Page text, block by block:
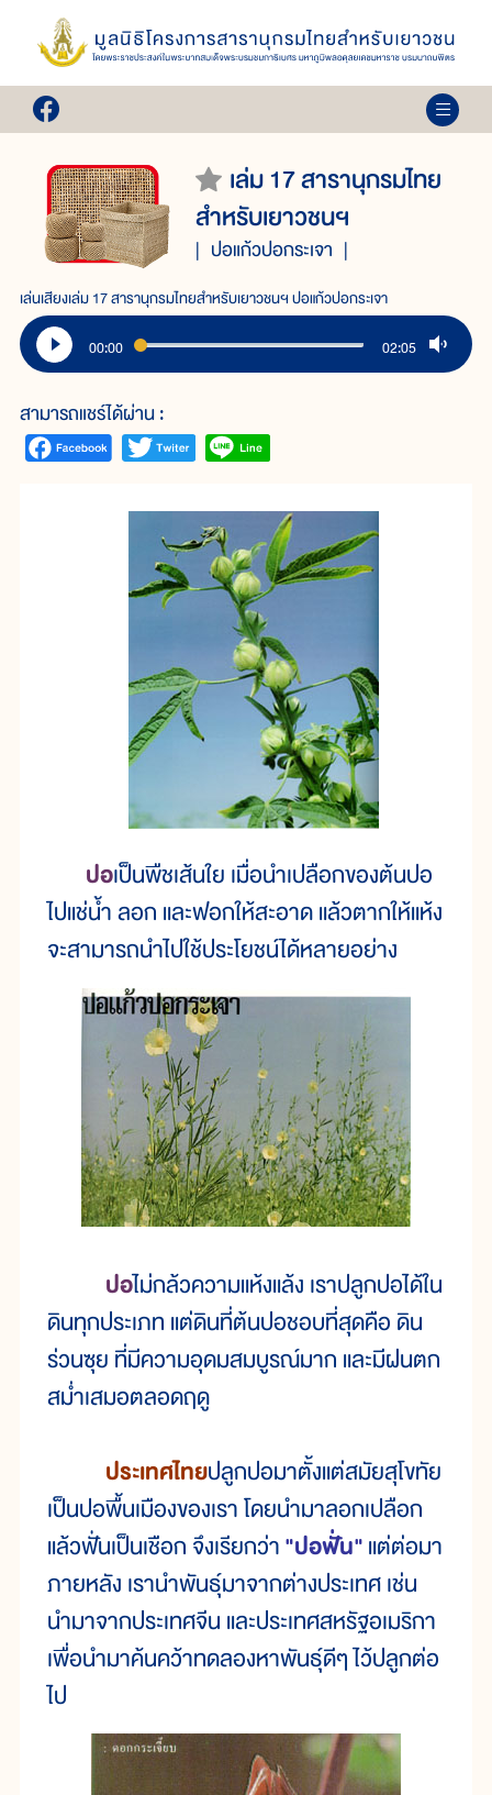
เล่ม 17 สารานุกรมไทย
สำหรับเยาวชนฯ
ปอแก้วปอกระเจา
เล่นเสียงเล่ม 17 สารานุกรมไทยสำหรับเยาวชนฯ ปอแก้วปอกระเจา
00:00 02:05
สามารถแชร์ได้ผ่าน :
ปอเป็นพืชเส้นใย เมื่อนำเปลือกของต้นปอ
ไปแช่น้ำ ลอก และฟอกให้สะอาด แล้วตากให้แห้ง
จะสามารถนำไปใช้ประโยชน์ได้หลายอย่าง
ปอไม่กล้วความแห้งแล้ง เราปลูกปอได้ใน
ดินทุกประเภท แต่ดินที่ต้นปอชอบที่สุดคือ ดิน
ร่วนซุย ที่มีความอุดมสมบูรณ์มาก และมีฝนตก
สม่ำเสมอตลอดฤดู
ประเทศไทยปลูกปอมาตั้งแต่สมัยสุโขทัย
เป็นปอพื้นเมืองของเรา โดยนำมาลอกเปลือก
แล้วฟั่นเป็นเชือก จึงเรียกว่า"ปอฟั่น"แต่ต่อมา
ภายหลัง เรานำพันธุ์มาจากต่างประเทศ เช่น
นำมาจากประเทศจีน และประเทศสหรัฐอเมริกา
เพื่อนำมาค้นคว้าทดลองหาพันธุ์ดีๆ ไว้ปลูกต่อ
ไป